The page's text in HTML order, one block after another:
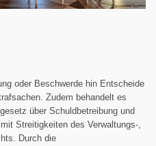
oder Beschwerde hin Entscheide
Zudem behandelt es
über Schuldbetreibung und
Streitigkeiten des Verwaltungs-,
Durch die